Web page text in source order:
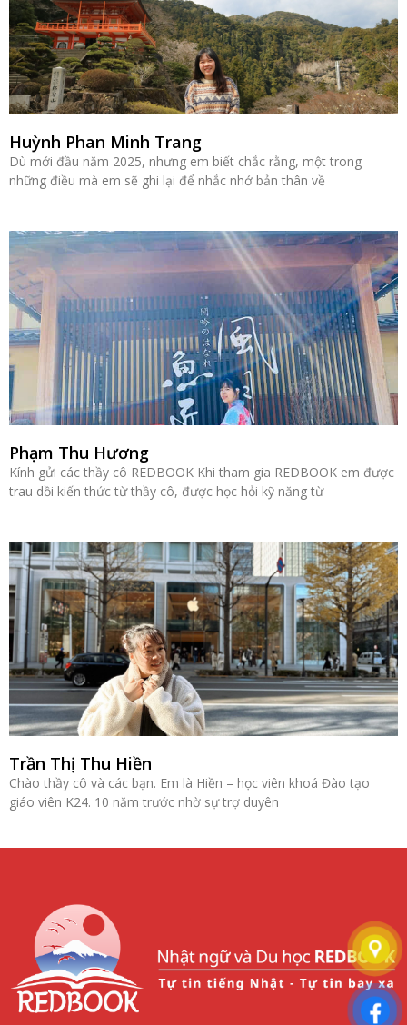
Huỳnh Phan Minh Trang
Dù mới đầu năm 2025, nhưng em biết chắc rằng, một trong
những điều mà em sẽ ghi lại để nhắc nhớ bản thân về
Phạm Thu Hương
Kính gửi các thầy cô REDBOOK Khi tham gia REDBOOK em được
trau dồi kiến thức từ thầy cô, được học hỏi kỹ năng từ
Trần Thị Thu Hiền
Chào thầy cô và các bạn. Em là Hiền – học viên khoá Đào tạo
giáo viên K24. 10 năm trước nhờ sự trợ duyên